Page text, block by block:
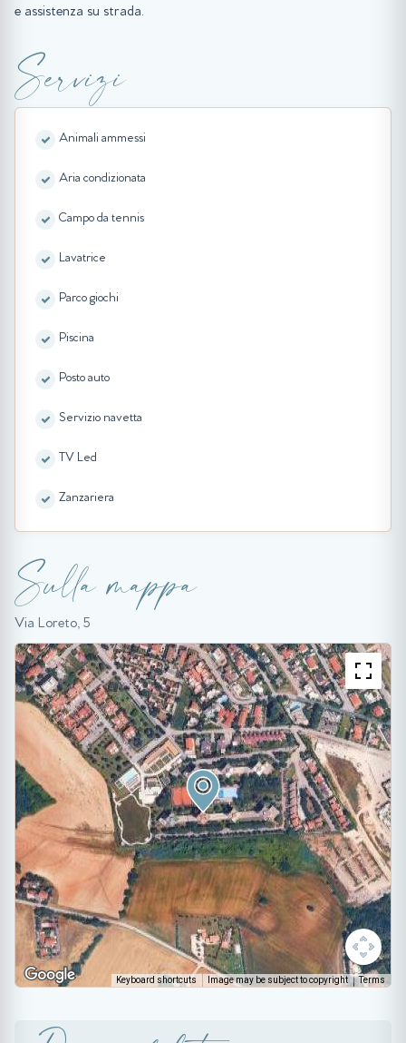
e assistenza su strada.
Servizi
Animali ammessi
Aria condizionata
Campo da tennis
Lavatrice
Parco giochi
Piscina
Posto auto
Servizio navetta
TV Led
Zanzariera
Sulla mappa
Via Loreto, 5
Keyboard shortcuts Image may be subject to copyright Terms